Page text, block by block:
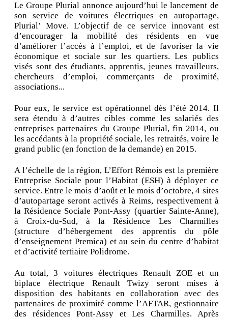
Le Groupe Plurial annonce aujourd’hui le lancement de
son service de voitures électriques en autopartage,
Plurial’ Move. L’objectif de ce service innovant est
d’encourager la mobilité des résidents en vue
d’améliorer l’accès à l’emploi, et de favoriser la vie
économique et sociale sur les quartiers. Les publics
visés sont des étudiants, apprentis, jeunes travailleurs,
chercheurs d’emploi, commerçants de proximité,
associations...
Pour eux, le service est opérationnel dès l’été 2014. Il
sera étendu à d’autres cibles comme les salariés des
entreprises partenaires du Groupe Plurial, fin 2014, ou
les accédants à la propriété sociale, les retraités, voire le
grand public (en fonction de la demande) en 2015.
A l’échelle de la région, L’Effort Rémois est la première
Entreprise Sociale pour l’Habitat (ESH) à déployer ce
service. Entre le mois d’août et le mois d’octobre, 4 sites
d’autopartage seront activés à Reims, respectivement à
la Résidence Sociale Pont-Assy (quartier Sainte-Anne),
à Croix-du-Sud, à la Résidence Les Charmilles
(structure d’hébergement des apprentis du pôle
d’enseignement Premica) et au sein du centre d’habitat
et d’activité tertiaire Polidrome.
Au total, 3 voitures électriques Renault ZOE et un
biplace électrique Renault Twizy seront mises à
disposition des habitants en collaboration avec des
partenaires de proximité comme l’AFTAR, gestionnaire
des résidences Pont-Assy et Les Charmilles. Après